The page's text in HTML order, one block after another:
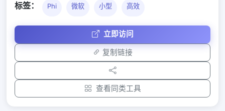
标签： Phi 微软 小型 高效
立即访问
复制链接
查看同类工具